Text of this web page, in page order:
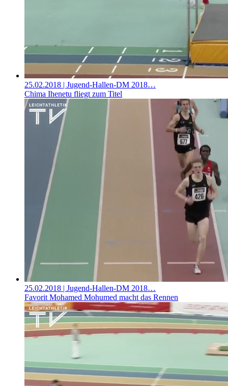
25.02.2018 | Jugend-Hallen-DM 2018…
Chima Ihenetu fliegt zum Titel
25.02.2018 | Jugend-Hallen-DM 2018…
Favorit Mohamed Mohumed macht das Rennen